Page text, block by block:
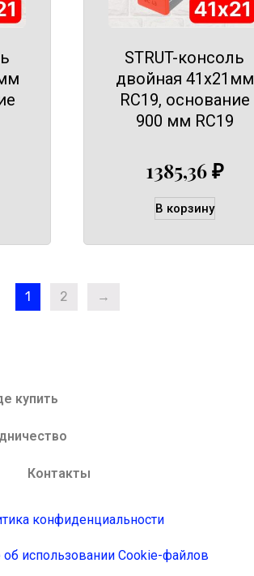
STRUT-консоль
двойная 41х21мм
RC19, основание
900 мм RC19
1385,36₽
В корзину
1 2 →
купить
Контакты
конфиденциальности
использовании Cookie-файлов